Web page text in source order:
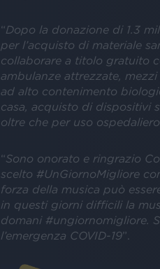
“Dopo la donazione di 1.3
per l’acquisto di materiale
collaborare a titolo gratuito
ambulanze attrezzate,
ad alto contenimento
casa, acquisto di dispositivi
oltre che per uso ospedaliero
“Sono onorato e ringrazio
scelto #UnGiornoMigliore
forza della musica può
in questi giorni difficili la
domani #ungiornomigliore.
l’emergenza COVID-19”.